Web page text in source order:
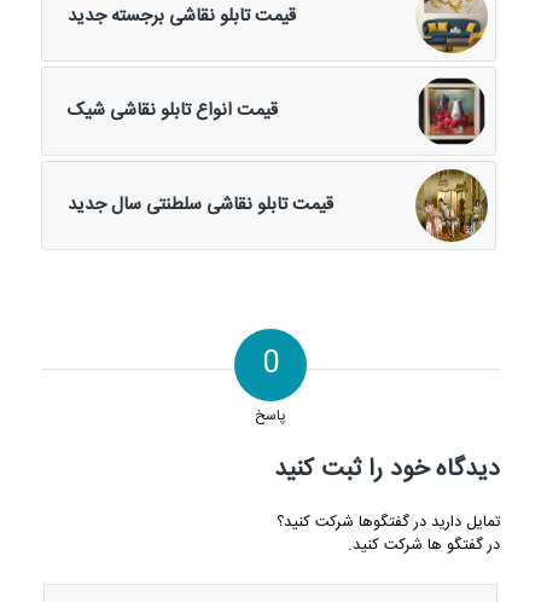
قیمت تابلو نقاشی برجسته جدید
قیمت انواع تابلو نقاشی شیک
قیمت تابلو نقاشی سلطنتی سال جدید
0
پاسخ
دیدگاه خود را ثبت کنید
تمایل دارید در گفتگوها شرکت کنید؟
در گفتگو ها شرکت کنید.